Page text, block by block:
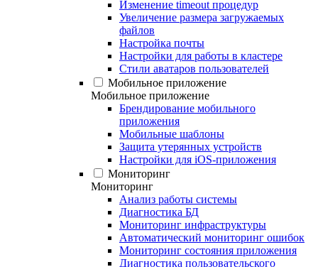
Изменение timeout процедур
Увеличение размера загружаемых
файлов
Настройка почты
Настройки для работы в кластере
Стили аватаров пользователей
Мобильное приложение
Мобильное приложение
Брендирование мобильного
приложения
Мобильные шаблоны
Защита утерянных устройств
Настройки для iOS-приложения
Мониторинг
Мониторинг
Анализ работы системы
Диагностика БД
Мониторинг инфраструктуры
Автоматический мониторинг ошибок
Мониторинг состояния приложения
Диагностика пользовательского